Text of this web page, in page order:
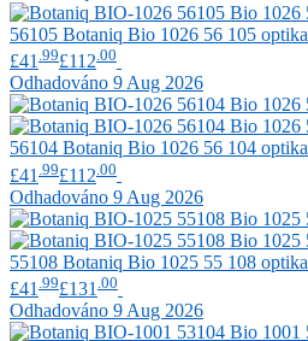
56105 Botaniq Bio 1026 56 105 optika
£41 .99£112 .00
Odhadováno 9 Aug 2026
56104 Botaniq Bio 1026 56 104 optika
£41 .99£112 .00
Odhadováno 9 Aug 2026
55108 Botaniq Bio 1025 55 108 optika
£41 .99£131 .00
Odhadováno 9 Aug 2026